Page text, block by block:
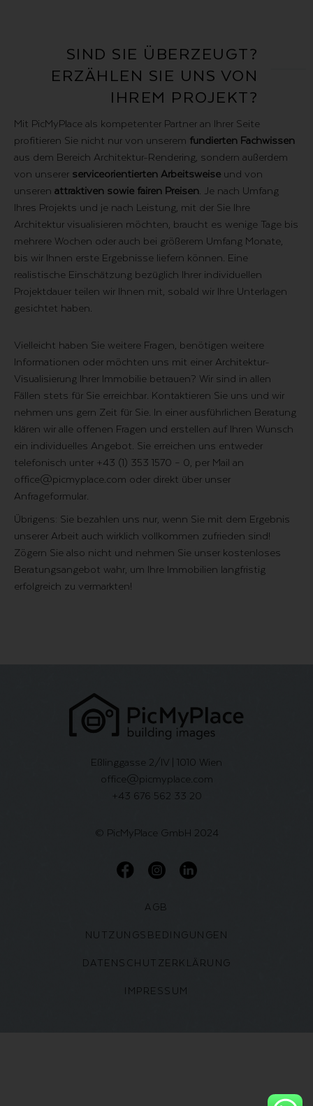
SIND SIE ÜBERZEUGT?
ERZÄHLEN SIE UNS VON
IHREM PROJEKT?
Mit PicMyPlace als kompetenter Partner an Ihrer Seite
profitieren Sie nicht nur von unserem fundierten Fachwissen
aus dem Bereich Architektur-Rendering, sondern außerdem
von unserer serviceorientierten Arbeitsweise und von
unseren attraktiven sowie fairen Preisen . Je nach Umfang
Ihres Projekts und je nach Leistung, mit der Sie Ihre
Architektur visualisieren möchten, braucht es wenige Tage bis
mehrere Wochen oder auch bei größerem Umfang Monate,
bis wir Ihnen erste Ergebnisse liefern können. Eine
realistische Einschätzung bezüglich Ihrer individuellen
Projektdauer teilen wir Ihnen mit, sobald wir Ihre Unterlagen
gesichtet haben.
Vielleicht haben Sie weitere Fragen, benötigen weitere
Informationen oder möchten uns mit einer Architektur-
Visualisierung Ihrer Immobilie betrauen? Wir sind in allen
Fällen stets für Sie erreichbar. Kontaktieren Sie uns und wir
nehmen uns gern Zeit für Sie. In einer ausführlichen Beratung
klären wir alle offenen Fragen und erstellen auf Ihren Wunsch
ein individuelles Angebot. Sie erreichen uns entweder
telefonisch unter +43 (1) 353 1570 – 0 , per Mail an
office@picmyplace.com oder direkt über unser
Anfrageformular
Übrigens: Sie bezahlen uns nur, wenn Sie mit dem Ergebnis
unserer Arbeit auch wirklich vollkommen zufrieden sind!
Zögern Sie also nicht und nehmen Sie unser kostenloses
Beratungsangebot wahr, um Ihre Immobilien langfristig
erfolgreich zu vermarkten!
Eßlinggasse 2/IV | 1010 Wien
office@picmyplace.com
+43 676 562 33 20
© PicMyPlace GmbH 2024
AGB
NUTZUNGSBEDINGUNGEN
DATENSCHUTZERKLÄRUNG
IMPRESSUM